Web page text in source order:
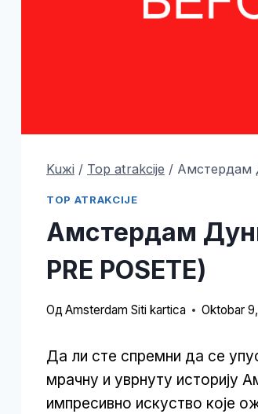
Kuжi / Top atrakcije / Амстердам
TOP ATRAKCIJE
Амстердам
PRE POSETE)
Од Amsterdam Siti kartica Oktobar
Да ли сте спремни да се
мрачну и уврнуту историју
импресивно искуство које